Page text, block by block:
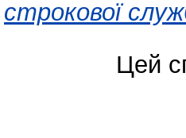
строкової
Цей